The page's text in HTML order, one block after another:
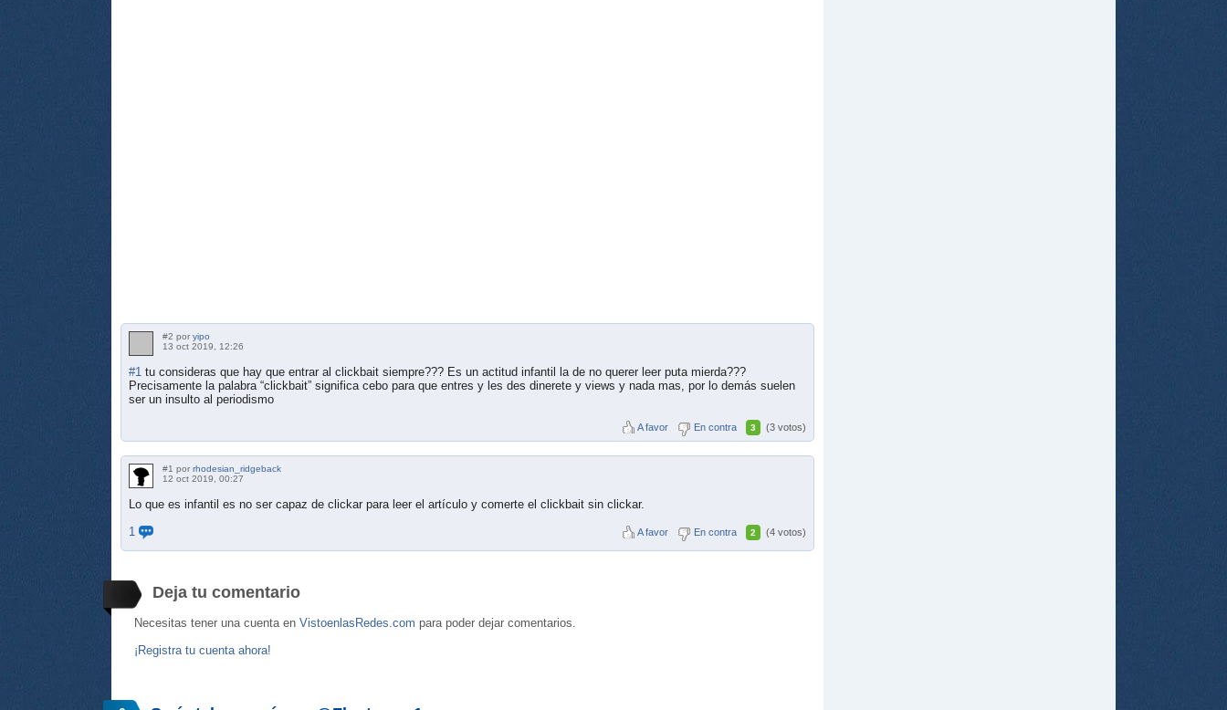
#2 por yipo
13 oct 2019, 12:26
#1 tu consideras que hay que entrar al clickbait siempre??? Es un actitud infantil la de no querer leer puta mierda???
Precisamente la palabra “clickbait” significa cebo para que entres y les des dinerete y views y nada mas, por lo demás suelen
ser un insulto al periodismo
A favor En contra 3 (3 votos)
#1 por rhodesian_ridgeback
12 oct 2019, 00:27
Lo que es infantil es no ser capaz de clickar para leer el artículo y comerte el clickbait sin clickar.
1
A favor En contra 2 (4 votos)
Deja tu comentario
Necesitas tener una cuenta en VistoenlasRedes.com para poder dejar comentarios.
¡Registra tu cuenta ahora!